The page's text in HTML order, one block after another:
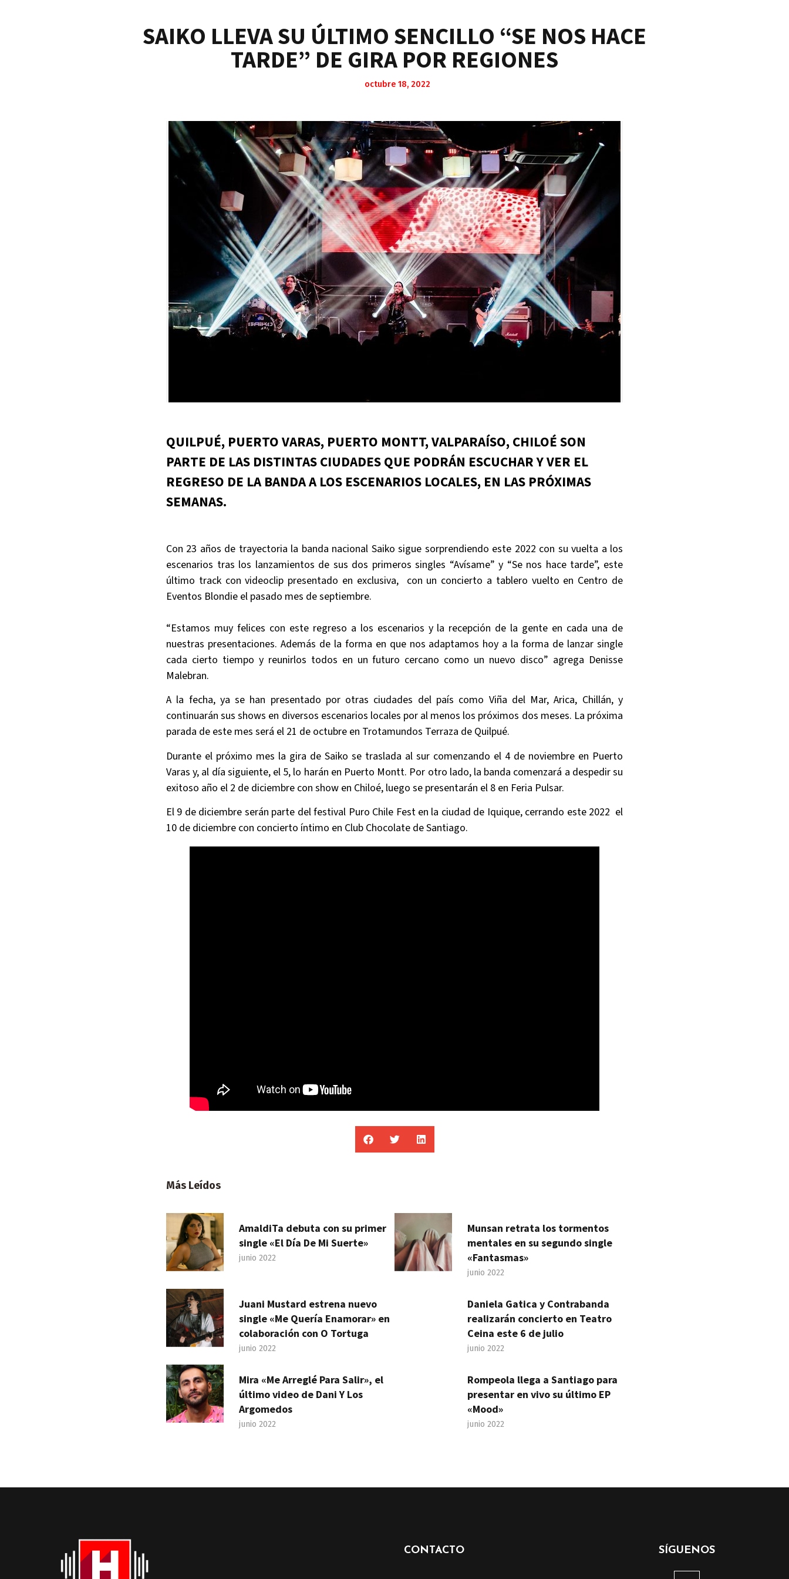
SAIKO LLEVA SU ÚLTIMO SENCILLO “SE NOS HACE
TARDE” DE GIRA POR REGIONES
octubre 18, 2022
QUILPUÉ, PUERTO VARAS, PUERTO MONTT, VALPARAÍSO, CHILOÉ SON
PARTE DE LAS DISTINTAS CIUDADES QUE PODRÁN ESCUCHAR Y VER EL
REGRESO DE LA BANDA A LOS ESCENARIOS LOCALES, EN LAS PRÓXIMAS
SEMANAS.
Con 23 años de trayectoria la banda nacional Saiko sigue sorprendiendo este 2022 con su vuelta a los
escenarios tras los lanzamientos de sus dos primeros singles “Avísame” y “Se nos hace tarde”, este
último track con videoclip presentado en exclusiva, con un concierto a tablero vuelto en Centro de
Eventos Blondie el pasado mes de septiembre.
“Estamos muy felices con este regreso a los escenarios y la recepción de la gente en cada una de
nuestras presentaciones. Además de la forma en que nos adaptamos hoy a la forma de lanzar single
cada cierto tiempo y reunirlos todos en un futuro cercano como un nuevo disco” agrega Denisse
Malebran.
A la fecha, ya se han presentado por otras ciudades del país como Viña del Mar, Arica, Chillán, y
continuarán sus shows en diversos escenarios locales por al menos los próximos dos meses. La próxima
parada de este mes será el 21 de octubre en Trotamundos Terraza de Quilpué.
Durante el próximo mes la gira de Saiko se traslada al sur comenzando el 4 de noviembre en Puerto
Varas y, al día siguiente, el 5, lo harán en Puerto Montt. Por otro lado, la banda comenzará a despedir su
exitoso año el 2 de diciembre con show en Chiloé, luego se presentarán el 8 en Feria Pulsar.
El 9 de diciembre serán parte del festival Puro Chile Fest en la ciudad de Iquique, cerrando este 2022 el
10 de diciembre con concierto íntimo en Club Chocolate de Santiago.
Más Leídos
AmaldiTa debuta con su primer
single «El Día De Mi Suerte»
junio 2022
Munsan retrata los tormentos
mentales en su segundo single
«Fantasmas»
junio 2022
Juani Mustard estrena nuevo
single «Me Quería Enamorar» en
colaboración con O Tortuga
junio 2022
Daniela Gatica y Contrabanda
realizarán concierto en Teatro
Ceina este 6 de julio
junio 2022
Mira «Me Arreglé Para Salir», el
último video de Dani Y Los
Argomedos
junio 2022
Rompeola llega a Santiago para
presentar en vivo su último EP
«Mood»
junio 2022
CONTACTO SÍGUENOS